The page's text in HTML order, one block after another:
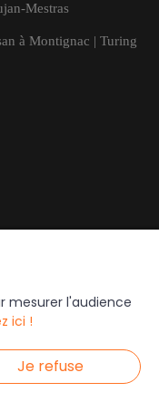
Mestras
à Montignac | Turing
Turing Web
mesurer l'audience
ici !
Je refuse